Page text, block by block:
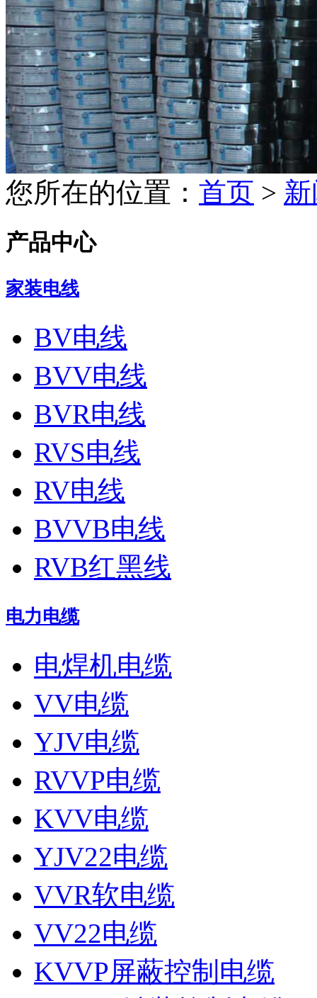
您所在的位置： 首页 >
产品中心
家装电线
BV电线
BVV电线
BVR电线
RVS电线
RV电线
BVVB电线
RVB红黑线
电力电缆
电焊机电缆
VV电缆
YJV电缆
RVVP电缆
KVV电缆
YJV22电缆
VVR软电缆
VV22电缆
KVVP屏蔽控制电缆